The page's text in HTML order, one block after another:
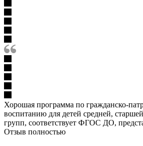
Хорошая программа по гражданско-
воспитанию для детей средней,
групп, соответствует ФГОС ДО,
Отзыв полностью